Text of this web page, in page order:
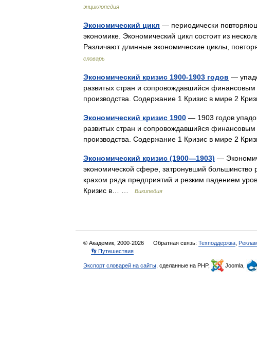
энциклопедия
Экономический цикл — периодически
экономике. Экономический цикл состоит из
Различают длинные экономические циклы,
словарь
Экономический кризис 1900-1903 годов —
развитых стран и сопровождавшийся
производства. Содержание 1 Кризис в мире 2
Экономический кризис 1900 — 1903 годов
развитых стран и сопровождавшийся
производства. Содержание 1 Кризис в мире 2
Экономический кризис (1900—1903) —
экономической сфере, затронувший
крахом ряда предприятий и резким падением
Кризис в… …
Википедия
© Академик, 2000-2026 Обратная связь: Техподдержка
👣 Путешествия
Экспорт словарей на сайты , сделанные на PHP, Joomla,